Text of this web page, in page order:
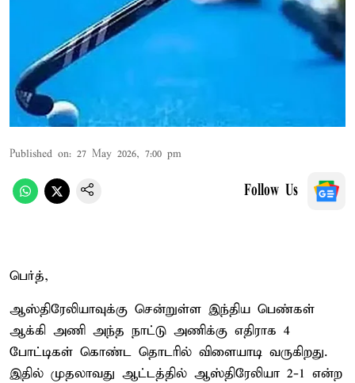
Published on: 27 May 2026, 7:00 pm
Follow Us
பெர்த்,
ஆஸ்திரேலியாவுக்கு சென்றுள்ள இந்திய பெண்கள்
ஆக்கி அணி அந்த நாட்டு அணிக்கு எதிராக 4
போட்டிகள் கொண்ட தொடரில் விளையாடி வருகிறது.
இதில் முதலாவது ஆட்டத்தில் ஆஸ்திரேலியா 2-1 என்ற